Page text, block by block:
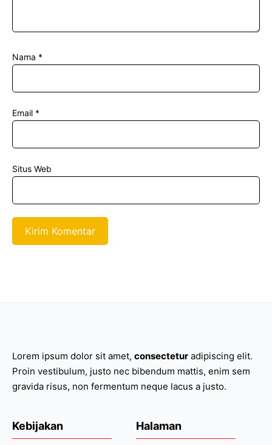
Nama *
Email *
Situs Web
Lorem ipsum dolor sit amet, consectetur adipiscing elit.
Proin vestibulum, justo nec bibendum mattis, enim sem
gravida risus, non fermentum neque lacus a justo.
Kebijakan Halaman